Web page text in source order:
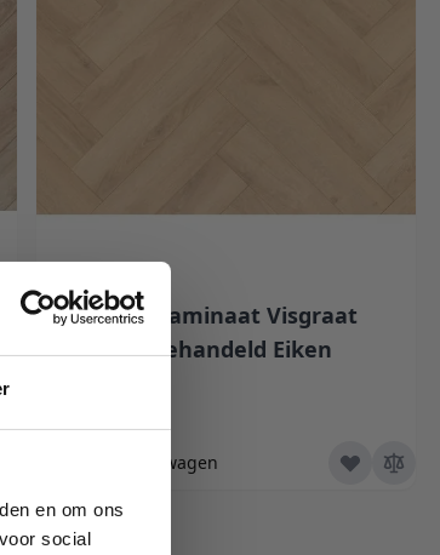
en om ons
social
Floer Laminaat Visgraat
Onbehandeld Eiken
In Winkelwagen